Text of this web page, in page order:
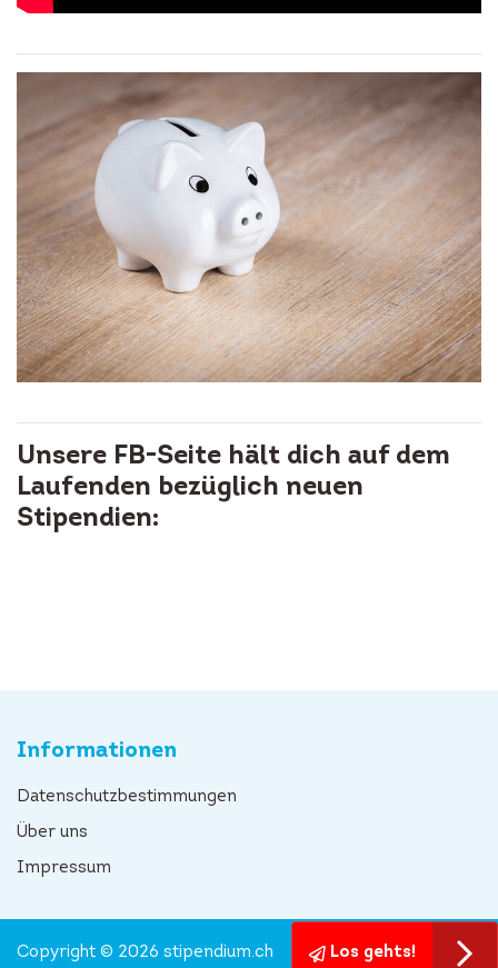
Unsere FB-Seite hält dich auf dem
Laufenden bezüglich neuen
Stipendien:
Informationen
Datenschutzbestimmungen
Über uns
Impressum
Los gehts!
Copyright © 2026 stipendium.ch